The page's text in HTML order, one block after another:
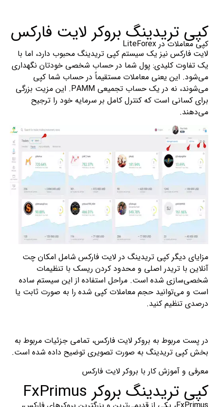
کپی تریدینگ بروکر لایت فارکس
کپی معاملات در LiteForex
لایت فارکس نیز یک سیستم کپی تریدینگ محبوب دارد، اما با
یک تفاوت کلیدی: پول شما در حساب شخصی خودتان نگهداری
می‌شود. این یعنی معاملات مستقیماً در حساب شما کپی
می‌شوند، نه در یک حساب تجمیعی PAMM. این مزیت بزرگی
برای کسانی است که کنترل کامل بر سرمایه خود را ترجیح
می‌دهند.
مزایای دیگر کپی تریدینگ در لایت فارکس شامل امکان چت
آنلاین با تریدر اصلی و محدود کردن ریسک با تنظیمات
شخصی‌سازی شده است. مراحل استفاده از این سیستم ساده
است و می‌توانید حجم معاملات کپی شده را به صورت ثابت یا
درصدی تنظیم کنید.
در پست مربوط به بروکر لایت فارکس، تمامی جزئیات مربوط به
بخش کپی تریدینگ به صورت تصویری توضیح داده شده است.
معرفی و آموزش کار با بروکر لایت فارکس
کپی تریدینگ بروکر FxPrimus